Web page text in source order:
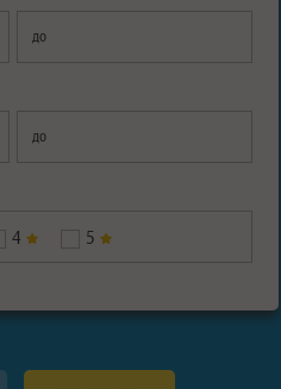
до
до
4 5